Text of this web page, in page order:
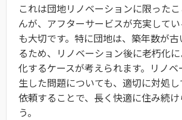
これは団地リノベーションに限った
んが、アフターサービスが充実して
も大切です。特に団地は、築年数が
るため、リノベーション後に老朽化
化するケースが考えられます。リノ
生した問題についても、適切に対処
依頼することで、長く快適に住み続
う。